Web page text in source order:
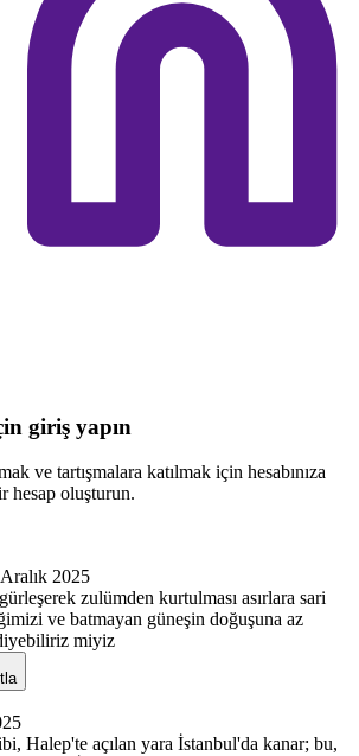
giriş yapın
ve tartışmalara katılmak için hesabınıza
hesap oluşturun.
2025
zulümden kurtulması asırlara sari
ve batmayan güneşin doğuşuna az
miyiz
Halep'te açılan yara İstanbul'da kanar; bu,